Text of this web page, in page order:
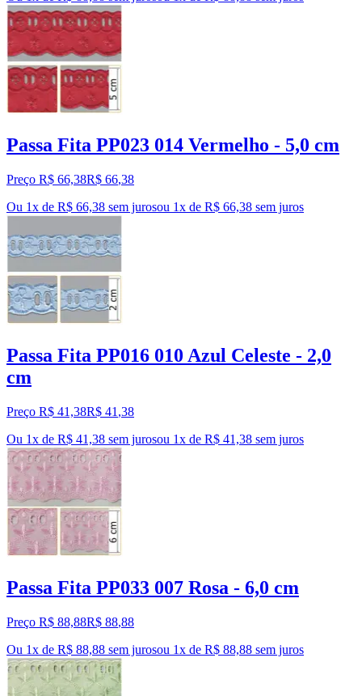
Passa Fita PP023 014 Vermelho - 5,0 cm
Preço R$ 66,38R$ 66,38
Ou 1x de R$ 66,38 sem jurosou 1x de R$ 66,38 sem juros
Passa Fita PP016 010 Azul Celeste - 2,0
cm
Preço R$ 41,38R$ 41 ,38
Ou 1x de R$ 41,38 sem jurosou 1x de R$ 41,38 sem juros
Passa Fita PP033 007 Rosa - 6,0 cm
Preço R$ 88,88R$ 88,88
Ou 1x de R$ 88,88 sem jurosou 1x de R$ 88,88 sem juros